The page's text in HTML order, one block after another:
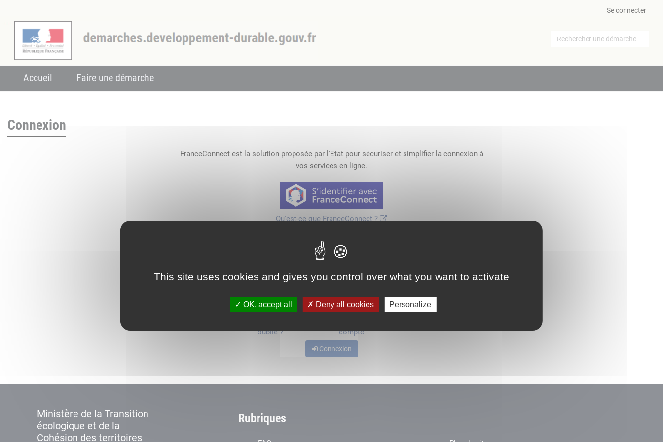
This site uses cookies and gives you control over what you want to activate
OK, accept all Deny all cookies Personalize
Se connecter
Accueil Faire une démarche
Connexion
FranceConnect est la solution proposée par l'Etat pour sécuriser et simplifier la connexion à
vos services en ligne.
Qu'est-ce que FranceConnect ?
oublié ?
compte
Connexion
Ministère de la Transition
écologique et de la
Cohésion des territoires
Rubriques